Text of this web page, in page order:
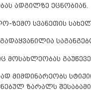
ადგილზე ეცნობიან.
ზემო სვანეთის
მიმდინარეობს
ზარალს